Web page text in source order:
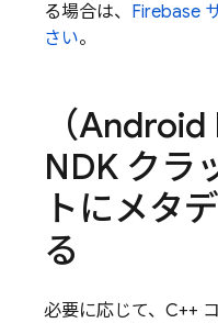
る場合は、 Firebase
さい。
（Android
NDK クラ
トにメタ
る
必要に応じて、C++